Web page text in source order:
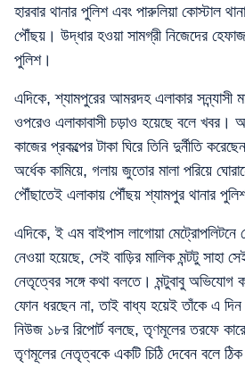
হারবার থানার পুলিশ এবং পারুলিয়া কোস্টাল
পৌঁছয়। উদ্ধার হওয়া সামগ্রী নিজেদের
পুলিশ।
এদিকে, শ্যামপুরের আমরদহ এলাকার সন্ন্যাসী
ওপরেও এলাকাবাসী চড়াও হয়েছে বলে খবর।
কাজের প্রকল্পের টাকা ঘিরে তিনি দুর্নীতি
অর্ধেক কামিয়ে, গলায় জুতোর মালা পরিয়ে
পৌঁছাতেই এলাকায় পৌঁছয় শ্যামপুর থানার
এদিকে, ই এম বাইপাস লাগোয়া
নেওয়া হয়েছে, সেই বাড়ির মালিক মন্টটু সাহা
নেতৃত্বের সঙ্গে কথা বলতে। মন্টুবাবু
ফোন ধরছেন না, তাই বাধ্য হয়েই তাঁকে এ
নিউজ ১৮র রিপোর্ট বলছে, তৃণমূলের তরফে
তৃণমূলের নেতৃত্বকে একটি চিঠি দেবেন বলে ঠিক